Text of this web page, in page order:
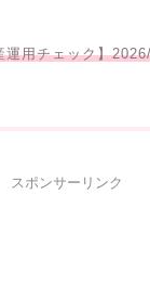
運用チェック】
スポンサーリンク